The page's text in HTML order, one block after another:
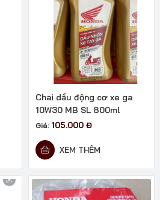
Chai dầu động cơ xe ga
10W30 MB SL 800ml
Giá: 105.000 Đ
XEM THÊM